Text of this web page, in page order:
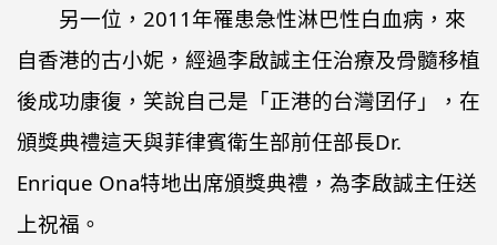
另一位，2011年罹患急性淋巴性白血病，來
自香港的古小妮，經過李啟誠主任治療及骨髓移植
後成功康復，笑說自己是「正港的台灣囝仔」，在
頒獎典禮這天與菲律賓衛生部前任部長Dr.
Enrique Ona特地出席頒獎典禮，為李啟誠主任送
上祝福。